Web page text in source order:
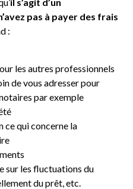
pas à payer des frais
:
les autres professionnels
de vous adresser pour
par exemple
ce qui concerne la
sur les fluctuations du
du prêt, etc.